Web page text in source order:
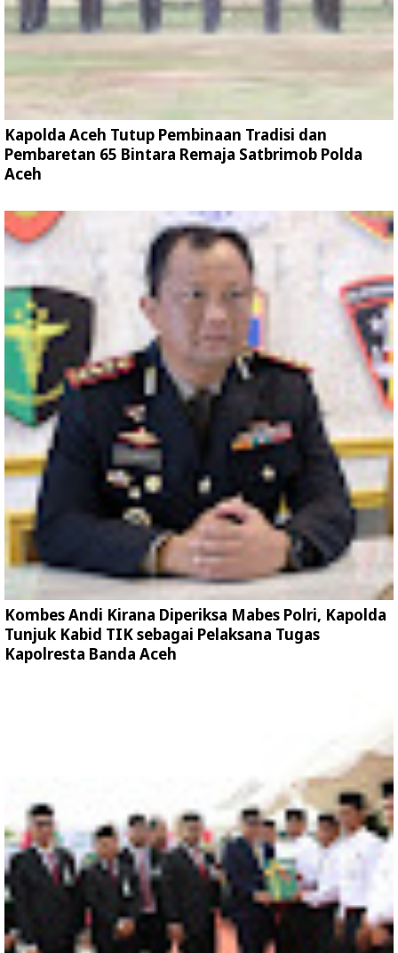
Kapolda Aceh Tutup Pembinaan Tradisi dan
Pembaretan 65 Bintara Remaja Satbrimob Polda
Aceh
Kombes Andi Kirana Diperiksa Mabes Polri, Kapolda
Tunjuk Kabid TIK sebagai Pelaksana Tugas
Kapolresta Banda Aceh